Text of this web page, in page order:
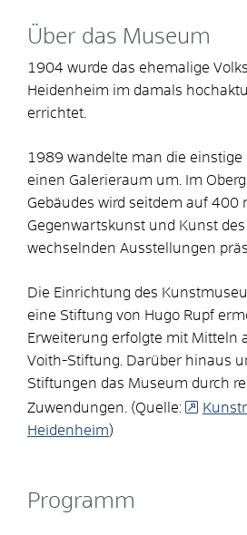
Über das Museum
1904 wurde das ehemalige
Heidenheim im damals
errichtet.
1989 wandelte man die
einen Galerieraum um. Im
Gebäudes wird seitdem auf 400
Gegenwartskunst und Kunst
wechselnden Ausstellungen
Die Einrichtung des
eine Stiftung von Hugo Rupf
Erweiterung erfolgte mit Mitteln
Voith-Stiftung. Darüber hinaus
Stiftungen das Museum durch
Zuwendungen. (Quelle:
Heidenheim)
Programm